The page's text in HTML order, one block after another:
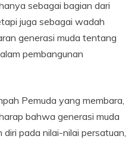
sebagai bagian dari
juga sebagai wadah
generasi muda tentang
pembangunan
Pemuda yang membara,
bahwa generasi muda
pada nilai-nilai persatuan,